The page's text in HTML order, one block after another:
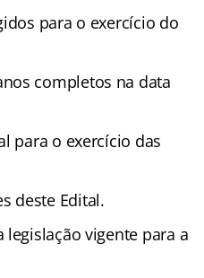
para o exercício do
completos na data
para o exercício das
deste Edital.
vigente para a